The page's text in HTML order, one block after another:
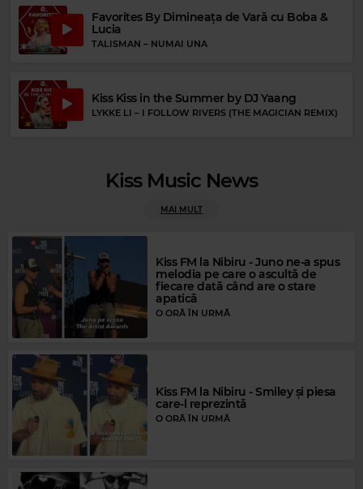
JIMMIE VAUGHAN–DON'T CHA KNOW
Favorites By Dimineața de Vară cu Boba &
Lucia
TALISMAN – NUMAI UNA
Kiss Kiss in the Summer by DJ Yaang
LYKKE LI – I FOLLOW RIVERS (THE MAGICIAN REMIX)
Kiss Music News
MAI MULT
Kiss FM la Nibiru - Juno ne-a spus
melodia pe care o ascultă de
fiecare dată când are o stare
apatică
O ORĂ ÎN URMĂ
Kiss FM la Nibiru - Smiley și piesa
care-l reprezintă
O ORĂ ÎN URMĂ